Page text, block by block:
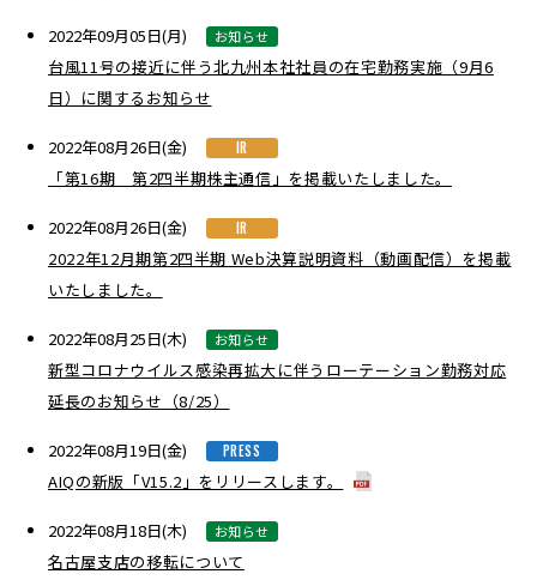
2022年09月05日(月) お知らせ
台風11号の接近に伴う北九州本社社員の在宅勤務実施（9月6
日）に関するお知らせ
2022年08月26日(金) IR
「第16期 第2四半期株主通信」を掲載いたしました。
2022年08月26日(金) IR
2022年12月期第2四半期 Web決算説明資料（動画配信）を掲載
いたしました。
2022年08月25日(木) お知らせ
新型コロナウイルス感染再拡大に伴うローテーション勤務対応
延長のお知らせ（8/25）
2022年08月19日(金) PRESS
AIQの新版「V15.2」をリリースします。
2022年08月18日(木) お知らせ
名古屋支店の移転について